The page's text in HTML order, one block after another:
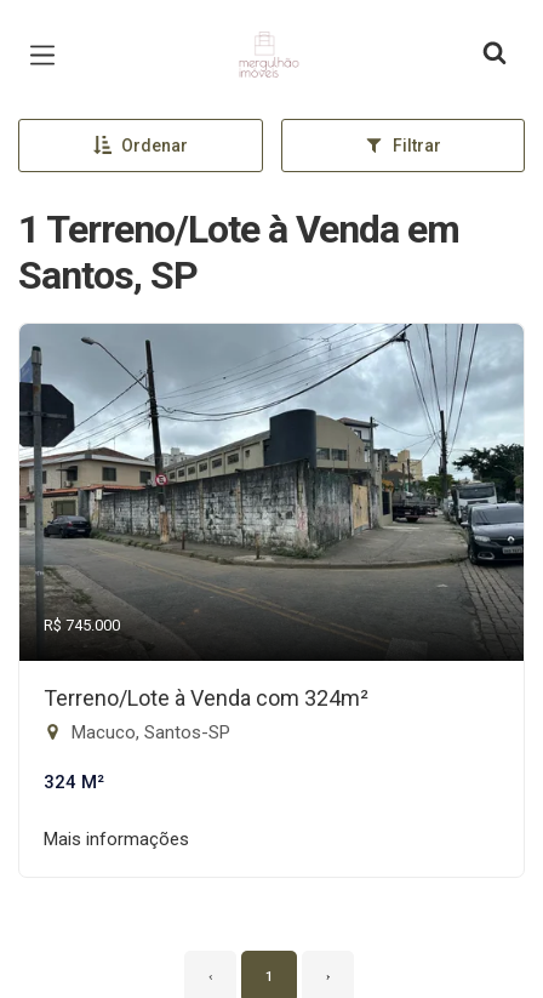
Página inicial
Ordenar Filtrar
1 Terreno/Lote à Venda em
Santos, SP
R$ 745.000
Terreno/Lote à Venda com 324m²
Macuco, Santos-SP
324 M²
Mais informações
‹ 1 ›